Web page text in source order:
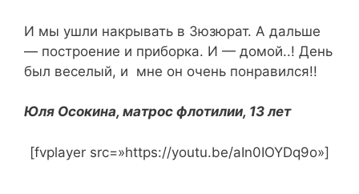
И мы ушли накрывать в Зюзюрат. А дальше
— построение и приборка. И — домой..! День
был веселый, и мне он очень понравился!!
Юля Осокина, матрос флотилии, 13 лет
[fvplayer src=»https://youtu.be/aIn0IOYDq9o»]